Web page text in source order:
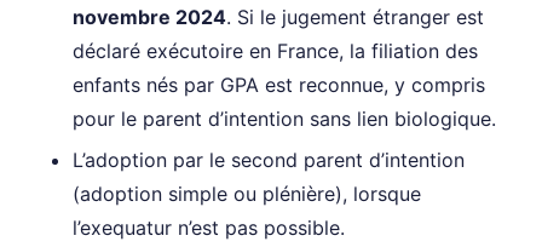
novembre 2024. Si le jugement étranger est
déclaré exécutoire en France, la filiation des
enfants nés par GPA est reconnue, y compris
pour le parent d’intention sans lien biologique.
L’adoption par le second parent d’intention
(adoption simple ou plénière), lorsque
l’exequatur n’est pas possible.